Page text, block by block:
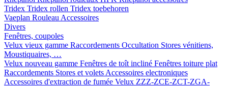
Tridex Tridex rollen Tridex toebehoren
Vaeplan Rouleau Accessoires
Divers
Fenêtres, coupoles
Velux vieux gamme Raccordements Occultation Stores vénitiens,
Moustiquaires, …
Velux nouveau gamme Fenêtres de toît incliné Fenêtres toiture plat
Raccordements Stores et volets Accessoires electroniques
Accessoires d'extraction de fumée Velux ZZZ-ZCE-ZCT-ZGA-